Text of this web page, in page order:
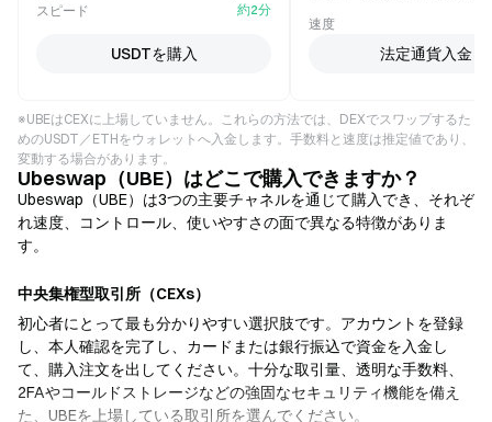
スピード
約2分
USDTを購入
速度
法定通貨入金
※UBEはCEXに上場していません。これらの方法では、DEXでスワップするた
めのUSDT／ETHをウォレットへ入金します。手数料と速度は推定値であり、
変動する場合があります。
Ubeswap（UBE）はどこで購入できますか？
Ubeswap（UBE）は3つの主要チャネルを通じて購入でき、それぞ
れ速度、コントロール、使いやすさの面で異なる特徴がありま
す。
中央集権型取引所（CEXs）
初心者にとって最も分かりやすい選択肢です。アカウントを登録
し、本人確認を完了し、カードまたは銀行振込で資金を入金し
て、購入注文を出してください。十分な取引量、透明な手数料、
2FAやコールドストレージなどの強固なセキュリティ機能を備え
た、UBEを上場している取引所を選んでください。